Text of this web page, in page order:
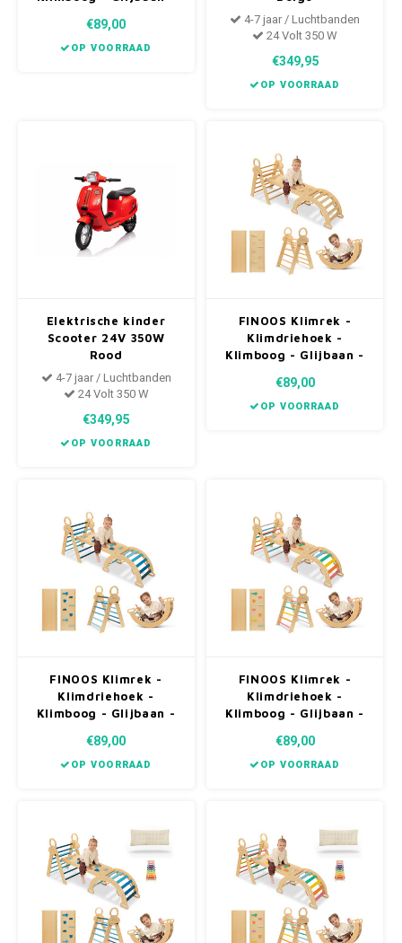
Speelgoed - Naturel -
Roze
€89,00
OP VOORRAAD
4-7 jaar / Luchtbanden
24 Volt 350 W
€349,95
OP VOORRAAD
Elektrische kinder
Scooter 24V 350W
Rood
4-7 jaar / Luchtbanden
24 Volt 350 W
€349,95
OP VOORRAAD
FINOOS Klimrek -
Klimdriehoek -
Klimboog - Glijbaan -
Speelgoed - Naturel
€89,00
OP VOORRAAD
FINOOS Klimrek -
Klimdriehoek -
Klimboog - Glijbaan -
Speelgoed - Blauw
€89,00
OP VOORRAAD
FINOOS Klimrek -
Klimdriehoek -
Klimboog - Glijbaan -
Speelgoed -
Regenboog
€89,00
OP VOORRAAD